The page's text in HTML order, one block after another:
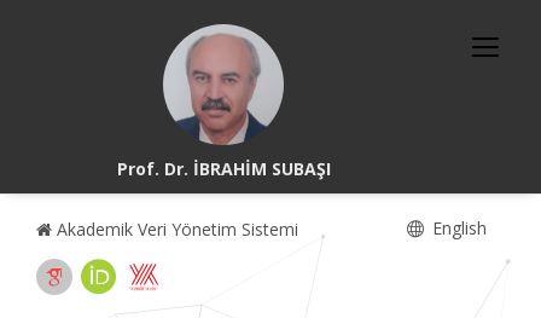
Prof. Dr. İBRAHİM SUBAŞI
Akademik Veri Yönetim Sistemi English